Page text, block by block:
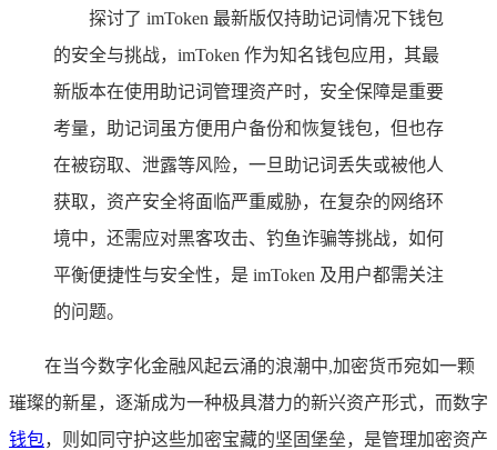
探讨了 imToken 最新版仅持助记词情况下钱包
的安全与挑战，imToken 作为知名钱包应用，其最
新版本在使用助记词管理资产时，安全保障是重要
考量，助记词虽方便用户备份和恢复钱包，但也存
在被窃取、泄露等风险，一旦助记词丢失或被他人
获取，资产安全将面临严重威胁，在复杂的网络环
境中，还需应对黑客攻击、钓鱼诈骗等挑战，如何
平衡便捷性与安全性，是 imToken 及用户都需关注
的问题。
在当今数字化金融风起云涌的浪潮中,加密货币宛如一颗
璀璨的新星，逐渐成为一种极具潜力的新兴资产形式，而数字
钱包，则如同守护这些加密宝藏的坚固堡垒，是管理加密资产